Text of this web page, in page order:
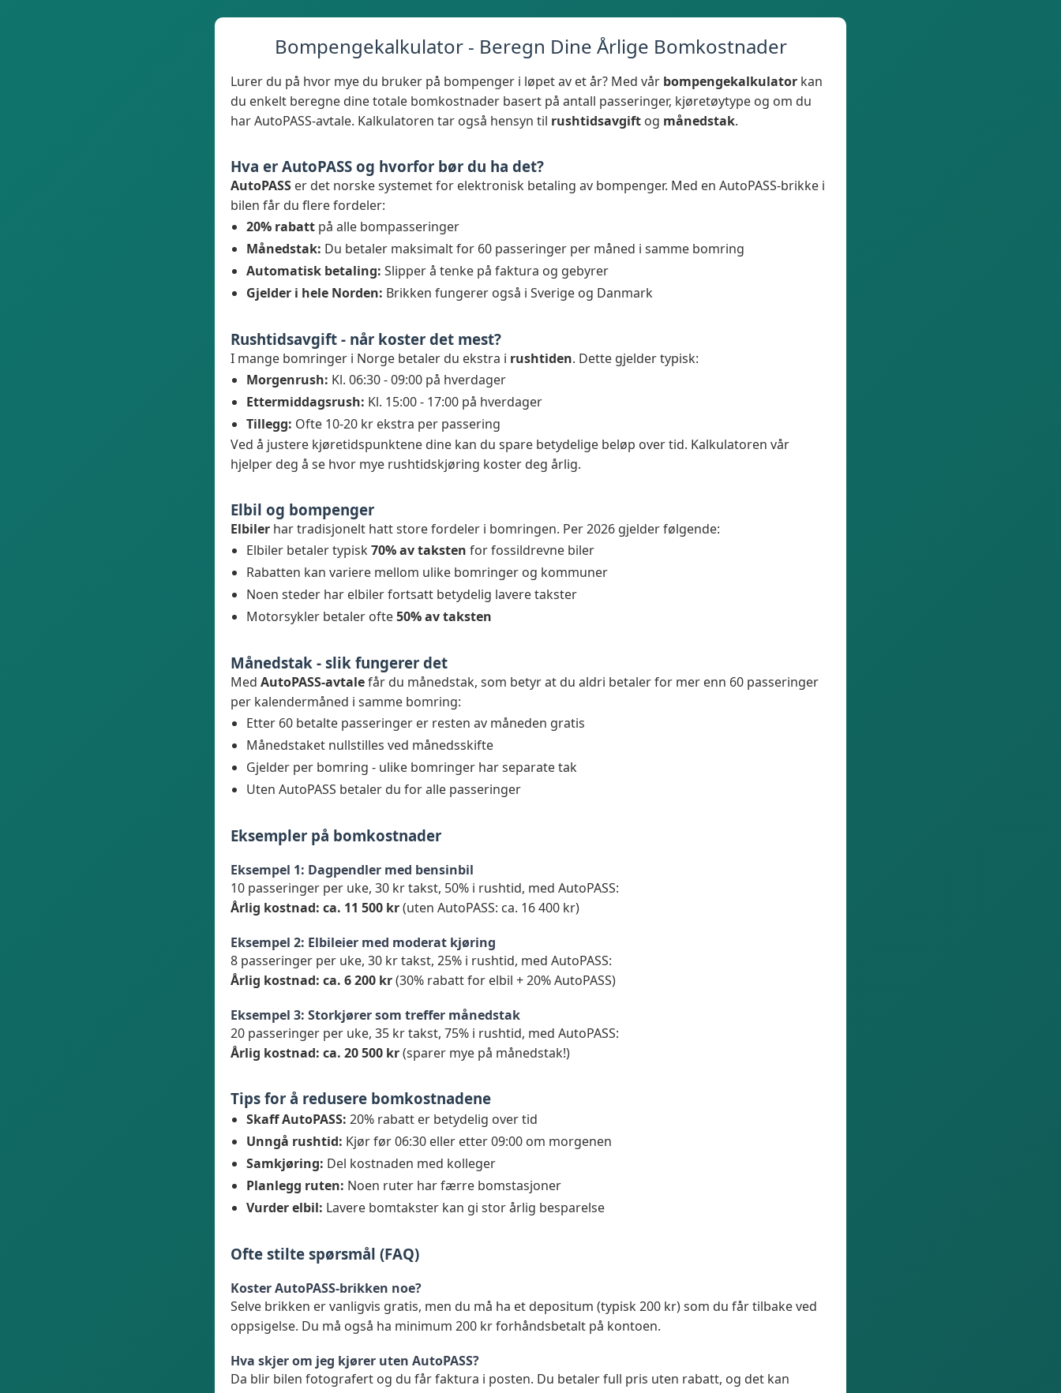
Bompengekalkulator - Beregn Dine Årlige Bomkostnader
Lurer du på hvor mye du bruker på bompenger i løpet av et år? Med vår bompengekalkulator kan
du enkelt beregne dine totale bomkostnader basert på antall passeringer, kjøretøytype og om du
har AutoPASS-avtale. Kalkulatoren tar også hensyn til rushtidsavgift og månedstak.
Hva er AutoPASS og hvorfor bør du ha det?
AutoPASS er det norske systemet for elektronisk betaling av bompenger. Med en AutoPASS-brikke i
bilen får du flere fordeler:
20% rabatt på alle bompasseringer
Månedstak: Du betaler maksimalt for 60 passeringer per måned i samme bomring
Automatisk betaling: Slipper å tenke på faktura og gebyrer
Gjelder i hele Norden: Brikken fungerer også i Sverige og Danmark
Rushtidsavgift - når koster det mest?
I mange bomringer i Norge betaler du ekstra i rushtiden. Dette gjelder typisk:
Morgenrush: Kl. 06:30 - 09:00 på hverdager
Ettermiddagsrush: Kl. 15:00 - 17:00 på hverdager
Tillegg: Ofte 10-20 kr ekstra per passering
Ved å justere kjøretidspunktene dine kan du spare betydelige beløp over tid. Kalkulatoren vår
hjelper deg å se hvor mye rushtidskjøring koster deg årlig.
Elbil og bompenger
Elbiler har tradisjonelt hatt store fordeler i bomringen. Per 2026 gjelder følgende:
Elbiler betaler typisk70% av taksten for fossildrevne biler
Rabatten kan variere mellom ulike bomringer og kommuner
Noen steder har elbiler fortsatt betydelig lavere takster
Motorsykler betaler ofte50% av taksten
Månedstak - slik fungerer det
Med AutoPASS-avtalefår du månedstak, som betyr at du aldri betaler for mer enn 60 passeringer
per kalendermåned i samme bomring:
Etter 60 betalte passeringer er resten av måneden gratis
Månedstaket nullstilles ved månedsskifte
Gjelder per bomring - ulike bomringer har separate tak
Uten AutoPASS betaler du for alle passeringer
Eksempler på bomkostnader
Eksempel 1: Dagpendler med bensinbil
10 passeringer per uke, 30 kr takst, 50% i rushtid, med AutoPASS:
Årlig kostnad: ca. 11 500 kr(uten AutoPASS: ca. 16 400 kr)
Eksempel 2: Elbileier med moderat kjøring
8 passeringer per uke, 30 kr takst, 25% i rushtid, med AutoPASS:
Årlig kostnad: ca. 6 200 kr(30% rabatt for elbil + 20% AutoPASS)
Eksempel 3: Storkjører som treffer månedstak
20 passeringer per uke, 35 kr takst, 75% i rushtid, med AutoPASS:
Årlig kostnad: ca. 20 500 kr(sparer mye på månedstak!)
Tips for å redusere bomkostnadene
Skaff AutoPASS: 20% rabatt er betydelig over tid
Unngå rushtid: Kjør før 06:30 eller etter 09:00 om morgenen
Samkjøring: Del kostnaden med kolleger
Planlegg ruten: Noen ruter har færre bomstasjoner
Vurder elbil: Lavere bomtakster kan gi stor årlig besparelse
Ofte stilte spørsmål (FAQ)
Koster AutoPASS-brikken noe?
Selve brikken er vanligvis gratis, men du må ha et depositum (typisk 200 kr) som du får tilbake ved
oppsigelse. Du må også ha minimum 200 kr forhåndsbetalt på kontoen.
Hva skjer om jeg kjører uten AutoPASS?
Da blir bilen fotografert og du får faktura i posten. Du betaler full pris uten rabatt, og det kan